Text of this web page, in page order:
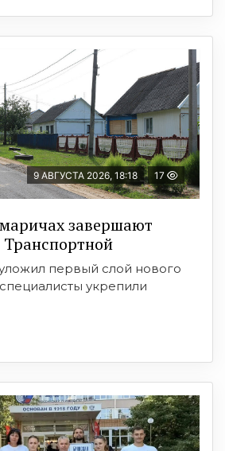
9 АВГУСТА 2026, 18:18 17
завершают
первый слой нового
укрепили